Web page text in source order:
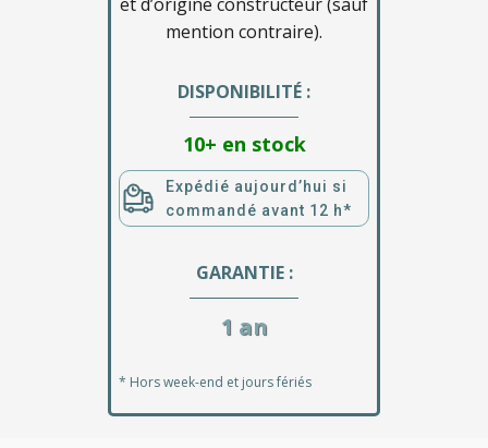
mention contraire).
DISPONIBILITÉ :
10+ en stock
Expédié aujourd’hui si
commandé avant 12 h*
GARANTIE :
1 an
* Hors week-end et jours fériés